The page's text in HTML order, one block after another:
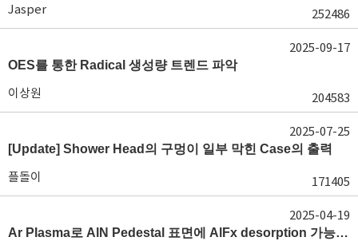
Jasper 252486
OES를 통한 Radical 생성량 트렌드 파악
이상원 204583
2025-09-17
[Update] Shower Head의 구멍이 일부 막힌 Case의 출력
플돌이 171405
2025-07-25
Ar Plasma로 AlN Pedestal 표면에 AlFx desorption 가능 여부가 궁금합니다.
2025-04-19